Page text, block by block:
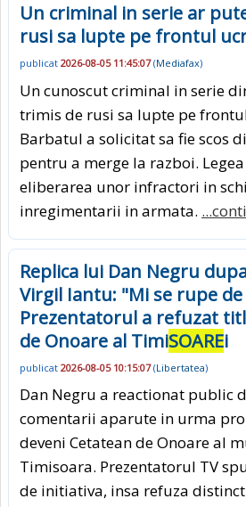
Un criminal in serie ar
rusi sa lupte pe frontul
publicat 2026-08-05 11:45:07(Mediafax)
Un cunoscut criminal in serie
trimis de rusi sa lupte pe
Barbatul a solicitat sa fie scos
pentru a merge la razboi.
eliberarea unor infractori in
inregimentarii in armata.
Replica lui Dan Negru
Virgil Iantu: "Mi se rupe
Prezentatorul a refuzat
de Onoare al TimiSOAREi
publicat 2026-08-05 10:15:07(Libertatea)
Dan Negru a reactionat public
comentarii aparute in urma
deveni Cetatean de Onoare al
Timisoara. Prezentatorul TV
de initiativa, insa refuza